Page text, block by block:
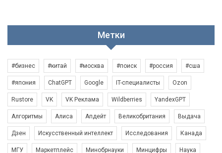
Метки
#бизнес #китай #москва #поиск #россия #сша
#япония ChatGPT Google IT-специалисты Ozon
Rustore VK VK Реклама Wildberries YandexGPT
Алгоритмы Алиса Апдейт Великобритания Выдача
Дзен Искусственный интеллект Исследования Канада
МГУ Маркетплейс Минобрнауки Минцифры Наука